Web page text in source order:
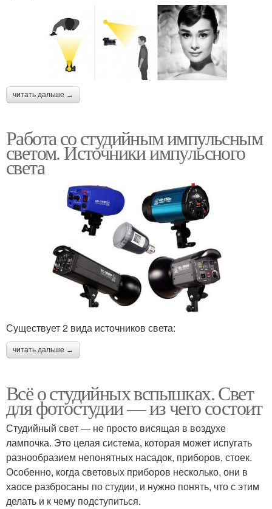
читать дальше →
Работа со студийным импульсным
светом. Источники импульсного
света
Существует 2 вида источников света:
читать дальше →
Всё о студийных вспышках. Свет
для фотостудии — из чего состоит
Студийный свет — не просто висящая в воздухе
лампочка. Это целая система, которая может испугать
разнообразием непонятных насадок, приборов, стоек.
Особенно, когда световых приборов несколько, они в
хаосе разбросаны по студии, и нужно понять, что с этим
делать и к чему подступиться.